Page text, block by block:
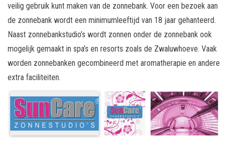
veilig gebruik kunt maken van de zonnebank. Voor een bezoek aan
de zonnebank wordt een minimumleeftijd van 18 jaar gehanteerd.
Naast zonnebankstudio’s wordt zonnen onder de zonnebank ook
mogelijk gemaakt in spa’s en resorts zoals de Zwaluwhoeve. Vaak
worden zonnebanken gecombineerd met aromatherapie en andere
extra faciliteiten.